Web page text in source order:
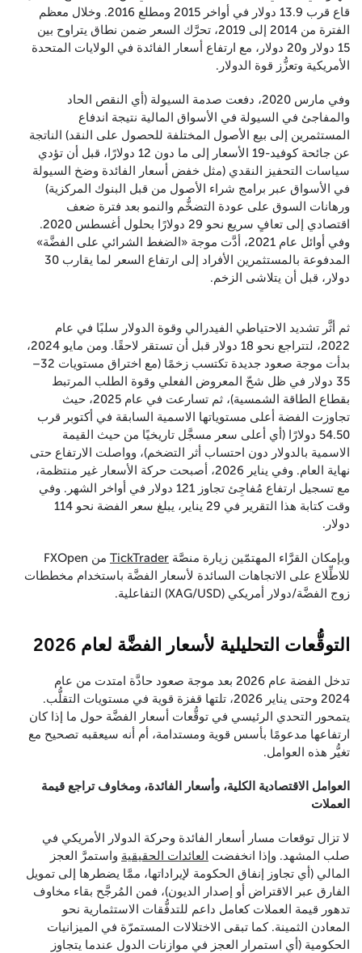
قاع قرب 13.9 دولار في أواخر 2015 ومطلع 2016. وخلال معظم
الفترة من 2014 إلى 2019، تحرَّك السعر ضمن نطاق يتراوح بين
15 دولار و20 دولار، مع ارتفاع أسعار الفائدة في الولايات المتحدة
الأمريكية وتعزُّز قوة الدولار.
وفي مارس 2020، دفعت صدمة السيولة (أي النقص الحاد
والمفاجئ في السيولة في الأسواق المالية نتيجة اندفاع
المستثمرين إلى بيع الأصول المختلفة للحصول على النقد) الناتجة
عن جائحة كوفيد-19 الأسعار إلى ما دون 12 دولارًا، قبل أن تؤدي
سياسات التحفيز النقدي (مثل خفض أسعار الفائدة وضخ السيولة
في الأسواق عبر برامج شراء الأصول من قبل البنوك المركزية)
ورهانات السوق على عودة التضخُّم والنمو بعد فترة ضعف
اقتصادي إلى تعافٍ سريع نحو 29 دولارًا بحلول أغسطس 2020.
وفي أوائل عام 2021، أدَّت موجة «الضغط الشرائي على الفضَّة»
المدفوعة بالمستثمرين الأفراد إلى ارتفاع السعر لما يقارب 30
دولار، قبل أن يتلاشى الزخم.
ثم أثَّر تشديد الاحتياطي الفيدرالي وقوة الدولار سلبًا في عام
2022، لتتراجع نحو 18 دولار قبل أن تستقر لاحقًا. ومن مايو 2024،
بدأت موجة صعود جديدة تكتسب زخمًا (مع اختراق مستويات 32–
35 دولار في ظل شحّ المعروض الفعلي وقوة الطلب المرتبط
بقطاع الطاقة الشمسية)، ثم تسارعت في عام 2025، حيث
تجاوزت الفضة أعلى مستوياتها الاسمية السابقة في أكتوبر قرب
54.50 دولارًا (أي أعلى سعر مسجَّل تاريخيًا من حيث القيمة
الاسمية بالدولار دون احتساب أثر التضخم)، وواصلت الارتفاع حتى
نهاية العام. وفي يناير 2026، أصبحت حركة الأسعار غير منتظمة،
مع تسجيل ارتفاع مُفاجِئ تجاوز 121 دولار في أواخر الشهر. وفي
وقت كتابة هذا التقرير في 29 يناير، يبلغ سعر الفضة نحو 114
دولار.
وبإمكان القرَّاء المهتمّين زيارة منصَّة TickTrader
من FXOpen
للاطِّلاع على الاتجاهات السائدة لأسعار الفضَّة باستخدام مخططات
زوج الفضَّة/دولار أمريكي (XAG/USD) التفاعلية.
التوقُّعات التحليلية لأسعار الفضَّة لعام 2026
تدخل الفضة عام 2026 بعد موجة صعود حادَّة امتدت من عام
2024 وحتى يناير 2026، تلتها قفزة قوية في مستويات التقلُّب.
يتمحور التحدي الرئيسي في توقُّعات أسعار الفضَّة حول ما إذا كان
ارتفاعها مدعومًا بأسس قوية ومستدامة، أم أنه سيعقبه تصحيح مع
تغيُّر هذه العوامل.
العوامل الاقتصادية الكلية، وأسعار الفائدة، ومخاوف تراجع قيمة
العملات
لا تزال توقعات مسار أسعار الفائدة وحركة الدولار الأمريكي في
صلب المشهد. وإذا انخفضت العائدات الحقيقية واستمرَّ العجز
المالي (أي تجاوز إنفاق الحكومة لإيراداتها، ممَّا يضطرها إلى تمويل
الفارق عبر الاقتراض أو إصدار الديون)، فمن المُرجَّح بقاء مخاوف
تدهور قيمة العملات كعامل داعم للتدفُّقات الاستثمارية نحو
المعادن الثمينة. كما تبقى الاختلالات المستمرّة في الميزانيات
الحكومية (أي استمرار العجز في موازنات الدول عندما يتجاوز